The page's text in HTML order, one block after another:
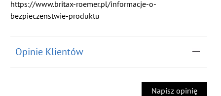
https://www.britax-roemer.pl/informacje-o-
bezpieczenstwie-produktu
Opinie Klientów
Napisz opinię